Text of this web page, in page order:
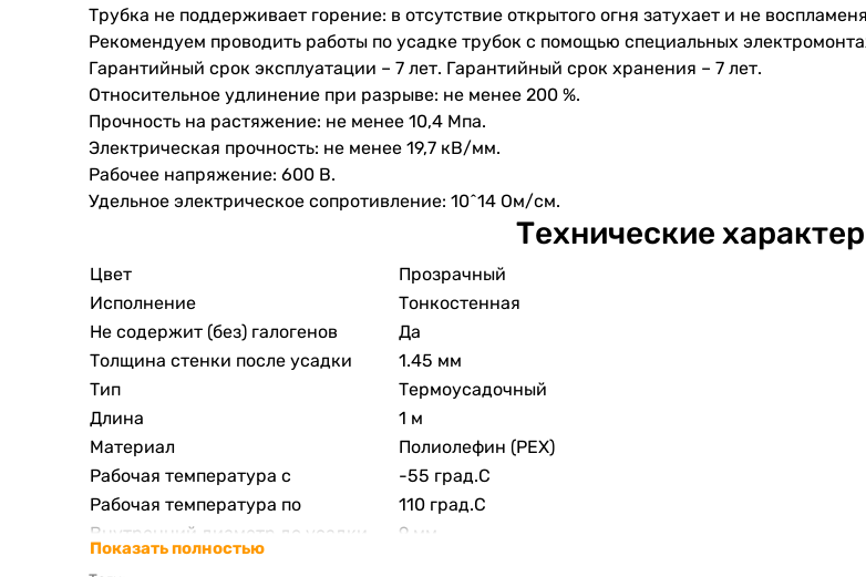
Трубка не поддерживает горение: в отсутствие открытого огня затухает и не
Рекомендуем проводить работы по усадке трубок с помощью специальных
Гарантийный срок эксплуатации – 7 лет. Гарантийный срок хранения – 7 лет.
Относительное удлинение при разрыве: не менее 200 %.
Прочность на растяжение: не менее 10,4 Мпа.
Электрическая прочность: не менее 19,7 кВ/мм.
Рабочее напряжение: 600 В.
Удельное электрическое сопротивление: 10^14 Ом/см.
Технические
Цвет
Прозрачный
Исполнение
Тонкостенная
Не содержит (без) галогенов
Да
Толщина стенки после усадки
1.45 мм
Тип
Термоусадочный
Длина
1 м
Материал
Полиолефин (PEX)
Рабочая температура с
-55 град.C
Рабочая температура по
110 град.C
Внутренний диаметр до усадки
9 мм
Внутренний диаметр после усадки
Показать полностью